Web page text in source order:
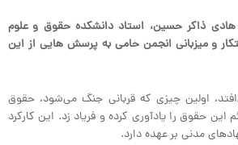
ذاکر حسین، استاد دانشکده حقوق و علوم
و میزبانی انجمن حامی به پرسش هایی از این
اولین چیزی که قربانی جنگ می‌شود، حقوق
این حقوق را یادآوری کرده و فریاد زد. این کارکرد
مدنی بر عهده دارد.